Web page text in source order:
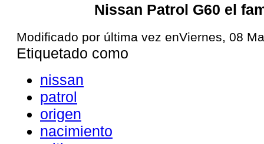
Nissan Patrol G60 el
Modificado por última vez enViernes, 08
Etiquetado como
nissan
patrol
origen
nacimiento